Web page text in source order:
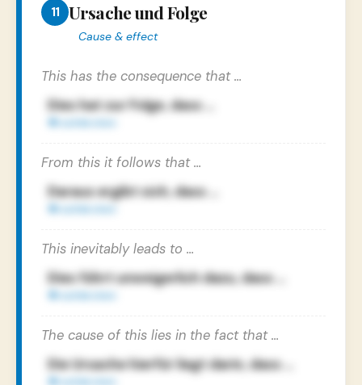
11 Ursache und Folge
Cause & effect
This has the consequence that …
Dies hat zur Folge, dass …
From this it follows that …
Daraus ergibt sich, dass …
This inevitably leads to …
Dies führt unweigerlich dazu, dass …
The cause of this lies in the fact that …
Die Ursache hierfür liegt darin, dass …